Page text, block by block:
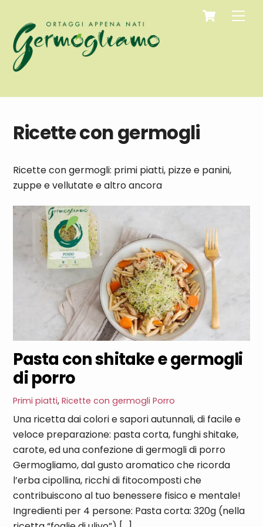
content
Cart
Ricette con germogli
Ricette con germogli: primi piatti, pizze e panini,
zuppe e vellutate e altro ancora
Pasta con shitake e germogli
di porro
Primi piatti,Ricette con germogli Porro
Una ricetta dai colori e sapori autunnali, di facile e
veloce preparazione: pasta corta, funghi shitake,
carote, ed una confezione di germogli di porro
Germogliamo, dal gusto aromatico che ricorda
l’erba cipollina, ricchi di fitocomposti che
contribuiscono al tuo benessere fisico e mentale!
Ingredienti per 4 persone: Pasta corta: 320g (nella